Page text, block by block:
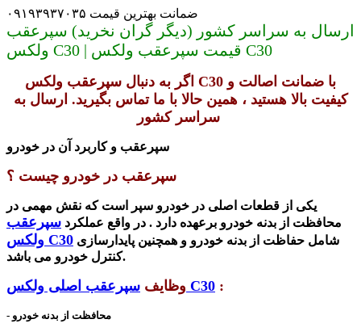
ضمانت بهترین قیمت ۰۹۱۹۳۹۳۷۰۳۵
ارسال به سراسر کشور (دیگر گران نخرید) سپرعقب
ولکس C30 | قیمت سپرعقب ولکس C30
اگر به دنبال سپرعقب ولکس C30 با ضمانت اصالت و
کیفیت بالا هستید ، همین حالا با ما تماس بگیرید. ارسال به
سپرعقب در خودرو چیست ؟
یکی از قطعات اصلی در خودرو سپر است که نقش مهمی در
محافظت از بدنه خودرو برعهده دارد . در واقع عملکرد سپرعقب
ولکس C30
کنترل خودرو می باشد.
وظایف سپرعقب اصلی ولکس C30 :
- محافظت از بدنه خودرو